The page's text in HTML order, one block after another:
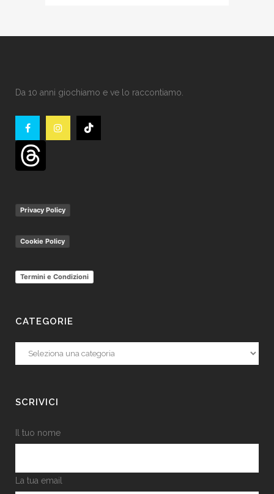
Da 10 anni giochiamo e ve lo raccontiamo.
Privacy Policy
Cookie Policy
Termini e Condizioni
CATEGORIE
Categorie
SCRIVICI
Il tuo nome
La tua email